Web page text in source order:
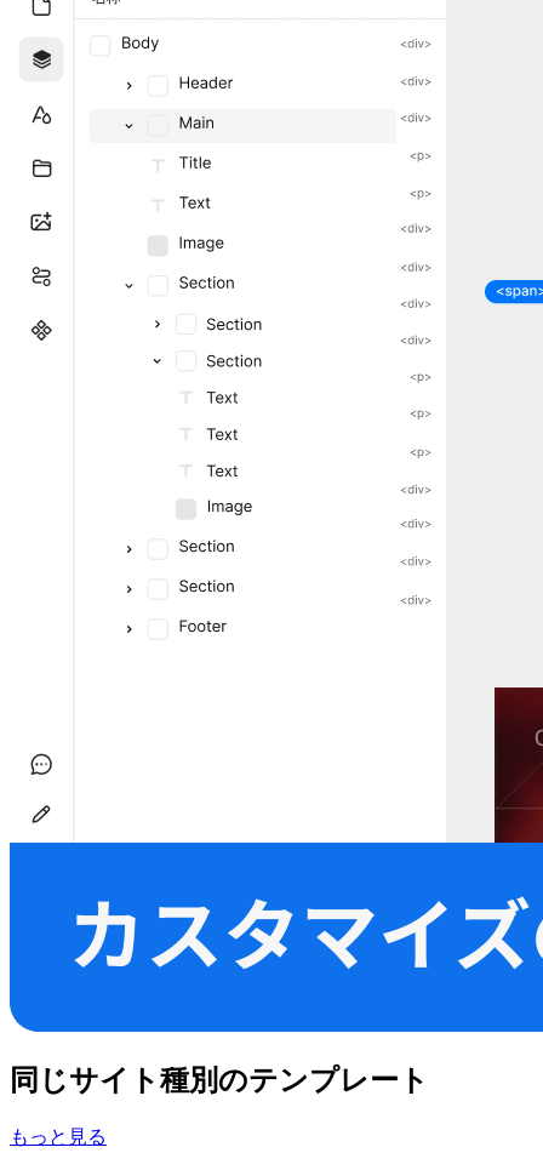
同じサイト種別のテンプレート
もっと見る